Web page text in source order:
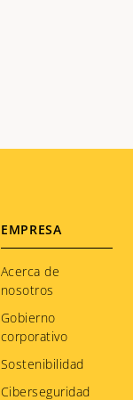
Footer
menu
EMPRESA
Acerca de
nosotros
Gobierno
corporativo
Sostenibilidad
Ciberseguridad